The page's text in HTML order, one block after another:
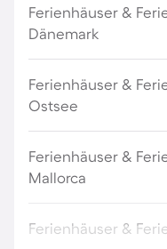
Ferienhäuser &
Dänemark
Ferienhäuser &
Ostsee
Ferienhäuser &
Mallorca
Ferienhäuser &